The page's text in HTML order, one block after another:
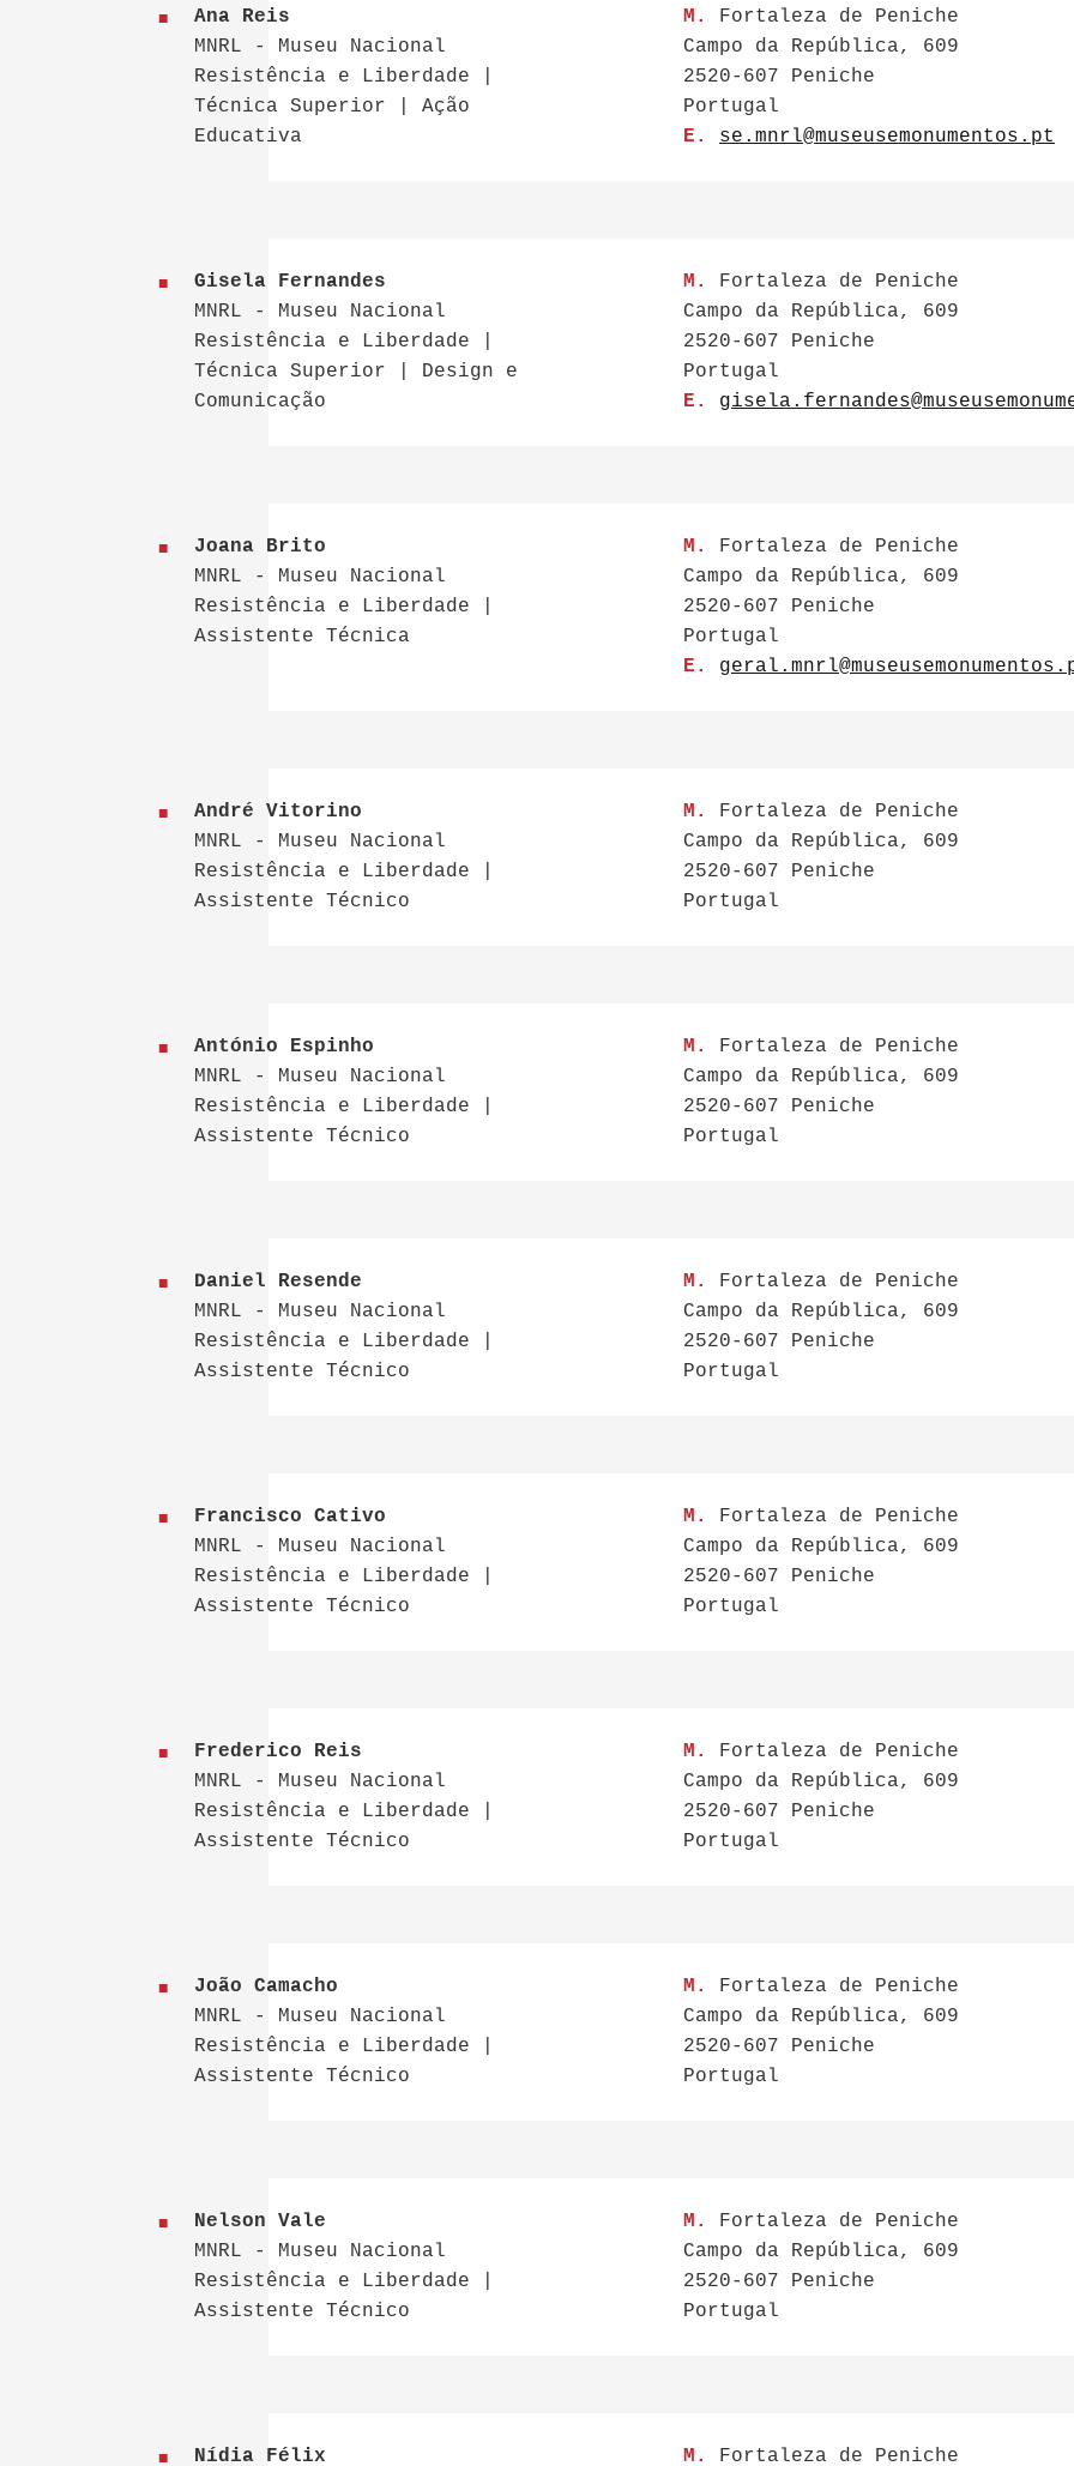
Ana Reis
MNRL - Museu Nacional
Resistência e Liberdade |
Técnica Superior | Ação
Educativa
M.
Fortaleza de Peniche
Campo da República, 609
2520-607 Peniche
Portugal
E.
se.mnrl@museusemonumentos.pt
Gisela Fernandes
MNRL - Museu Nacional
Resistência e Liberdade |
Técnica Superior | Design e
Comunicação
M.
Fortaleza de Peniche
Campo da República, 609
2520-607 Peniche
Portugal
E.
Joana Brito
MNRL - Museu Nacional
Resistência e Liberdade |
Assistente Técnica
M.
Fortaleza de Peniche
Campo da República, 609
2520-607 Peniche
Portugal
E.
André Vitorino
MNRL - Museu Nacional
Resistência e Liberdade |
Assistente Técnico
M.
Fortaleza de Peniche
Campo da República, 609
2520-607 Peniche
Portugal
António Espinho
MNRL - Museu Nacional
Resistência e Liberdade |
Assistente Técnico
M.
Fortaleza de Peniche
Campo da República, 609
2520-607 Peniche
Portugal
Daniel Resende
MNRL - Museu Nacional
Resistência e Liberdade |
Assistente Técnico
M.
Fortaleza de Peniche
Campo da República, 609
2520-607 Peniche
Portugal
Francisco Cativo
MNRL - Museu Nacional
Resistência e Liberdade |
Assistente Técnico
M.
Fortaleza de Peniche
Campo da República, 609
2520-607 Peniche
Portugal
Frederico Reis
MNRL - Museu Nacional
Resistência e Liberdade |
Assistente Técnico
M.
Fortaleza de Peniche
Campo da República, 609
2520-607 Peniche
Portugal
João Camacho
MNRL - Museu Nacional
Resistência e Liberdade |
Assistente Técnico
M.
Fortaleza de Peniche
Campo da República, 609
2520-607 Peniche
Portugal
Nelson Vale
MNRL - Museu Nacional
Resistência e Liberdade |
Assistente Técnico
M.
Fortaleza de Peniche
Campo da República, 609
2520-607 Peniche
Portugal
Nídia Félix M. Fortaleza de Peniche